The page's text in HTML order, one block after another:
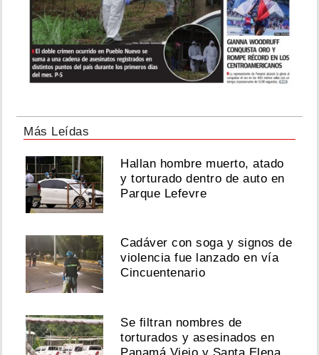
Más Leídas
Hallan hombre muerto, atado
y torturado dentro de auto en
Parque Lefevre
Cadáver con soga y signos de
violencia fue lanzado en vía
Cincuentenario
Se filtran nombres de
torturados y asesinados en